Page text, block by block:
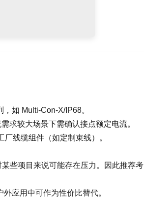
如 Multi‑Con‑X/IP68。
求较大场景下需确认接点额定电流。
线缆组件（如定制束线）。
些项目来说可能存在压力。因此推荐考
应用中可作为性价比替代。